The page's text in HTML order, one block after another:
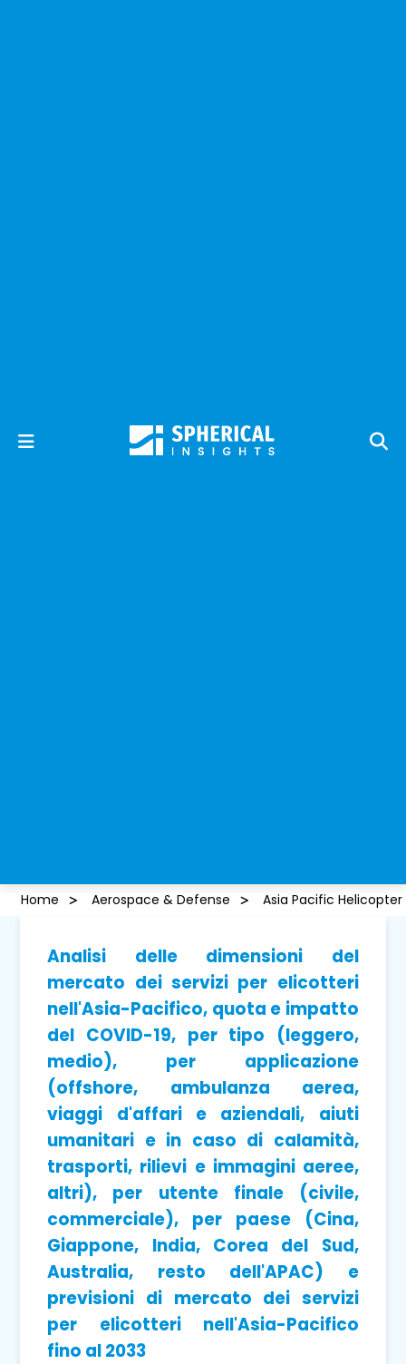
Home Aerospace & Defense Asia Pacific
Analisi delle dimensioni del
mercato dei servizi per elicotteri
nell'Asia-Pacifico, quota e impatto
del COVID-19, per tipo (leggero,
medio), per applicazione
(offshore, ambulanza aerea,
viaggi d'affari e aziendali, aiuti
umanitari e in caso di calamità,
trasporti, rilievi e immagini aeree,
altri), per utente finale (civile,
commerciale), per paese (Cina,
Giappone, India, Corea del Sud,
Australia, resto dell'APAC) e
previsioni di mercato dei servizi
per elicotteri nell'Asia-Pacifico
fino al 2033